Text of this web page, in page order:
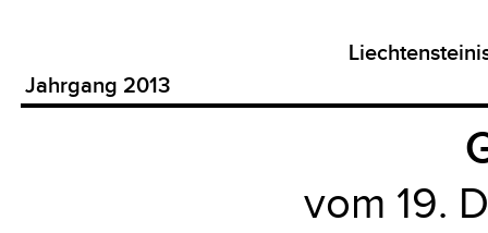
Jahrgang 2013
vom 19.